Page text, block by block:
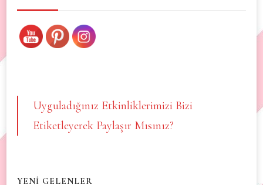
Uyguladığınız Etkinliklerimizi Bizi
Etiketleyerek Paylaşır Mısınız?
YENİ GELENLER